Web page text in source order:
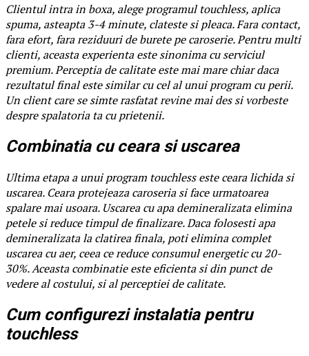
Clientul intra in boxa, alege programul touchless, aplica
spuma, asteapta 3-4 minute, clateste si pleaca. Fara contact,
fara efort, fara reziduuri de burete pe caroserie. Pentru multi
clienti, aceasta experienta este sinonima cu serviciul
premium. Perceptia de calitate este mai mare chiar daca
rezultatul final este similar cu cel al unui program cu perii.
Un client care se simte rasfatat revine mai des si vorbeste
despre spalatoria ta cu prietenii.
Combinatia cu ceara si uscarea
Ultima etapa a unui program touchless este ceara lichida si
uscarea. Ceara protejeaza caroseria si face urmatoarea
spalare mai usoara. Uscarea cu apa demineralizata elimina
petele si reduce timpul de finalizare. Daca folosesti apa
demineralizata la clatirea finala, poti elimina complet
uscarea cu aer, ceea ce reduce consumul energetic cu 20-
30%. Aceasta combinatie este eficienta si din punct de
vedere al costului, si al perceptiei de calitate.
Cum configurezi instalatia pentru
touchless